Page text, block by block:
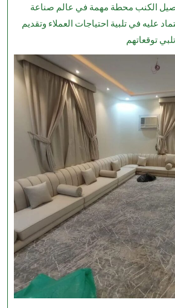
تفصيل الكنب محطة مهمة في عالم صناعة
عليه في تلبية احتياجات العملاء وتقديم